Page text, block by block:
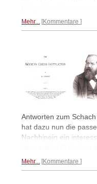
Mehr... Kommentare
Antworten zum
hat dazu nun die
Nachhinein ein
Mehr... Kommentare